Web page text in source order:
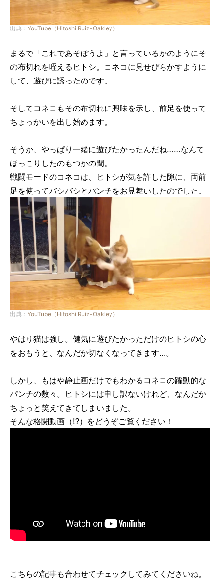
出典： YouTube（Hitoshi Ruiz-Oakley）
まるで「これであそぼうよ」と言っているかのようにそ
の布切れを咥えるヒトシ。コネコに見せびらかすように
して、遊びに誘ったのです。
そしてコネコもその布切れに興味を示し、前足を使って
ちょっかいを出し始めます。
そうか、やっぱり一緒に遊びたかったんだね……なんて
ほっこりしたのもつかの間。
戦闘モードのコネコは、ヒトシが気を許した隙に、両前
足を使ってバシバシとパンチをお見舞いしたのでした。
出典： YouTube（Hitoshi Ruiz-Oakley）
やはり猫は強し。健気に遊びたかっただけのヒトシの心
をおもうと、なんだか切なくなってきます…。
しかし、もはや静止画だけでもわかるコネコの躍動的な
パンチの数々。ヒトシには申し訳ないけれど、なんだか
ちょっと笑えてきてしまいました。
そんな格闘動画（!?）をどうぞご覧ください！
こちらの記事も合わせてチェックしてみてくださいね。